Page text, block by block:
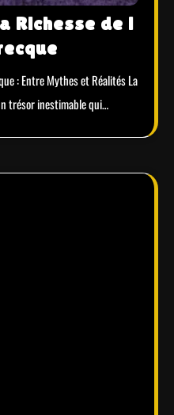
Richesse de l
: Entre Mythes et Réalités La
trésor inestimable qui…